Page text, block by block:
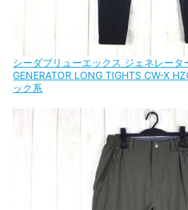
シーダブリューエックス ジェネレー
GENERATOR LONG TIGHTS CW-X
ック系